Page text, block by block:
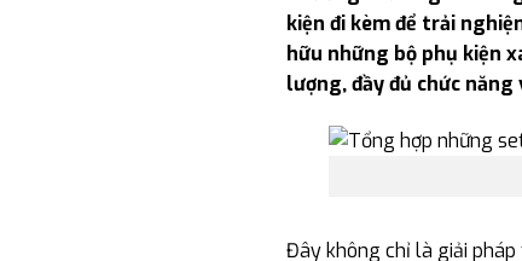
kiện đi kèm để trải
hữu những bộ phụ kiện
lượng, đầy đủ chức
Đây không chỉ là giải pháp